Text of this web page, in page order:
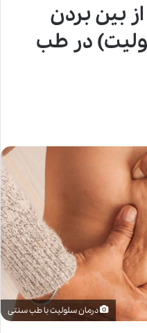
بین بردن
در طب
درمان سلولیت با طب سنتی